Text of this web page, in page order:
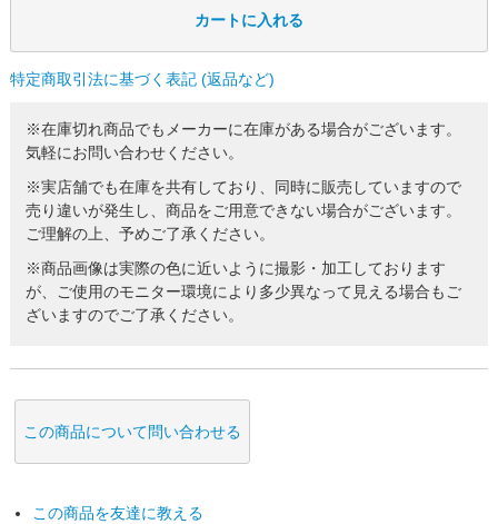
特定商取引法に基づく表記 (返品など)
※在庫切れ商品でもメーカーに在庫がある場合がございます。
気軽にお問い合わせください。
※実店舗でも在庫を共有しており、同時に販売していますので
売り違いが発生し、商品をご用意できない場合がございます。
ご理解の上、予めご了承ください。
※商品画像は実際の色に近いように撮影・加工しております
が、ご使用のモニター環境により多少異なって見える場合もご
ざいますのでご了承ください。
この商品について問い合わせる
この商品を友達に教える